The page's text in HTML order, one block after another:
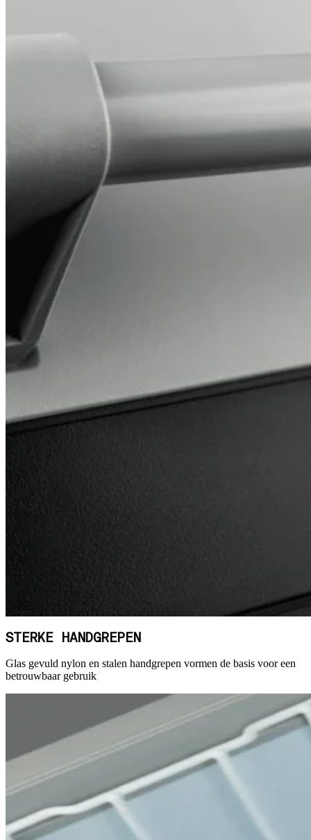
STERKE HANDGREPEN
Glas gevuld nylon en stalen handgrepen vormen de basis voor een
betrouwbaar gebruik